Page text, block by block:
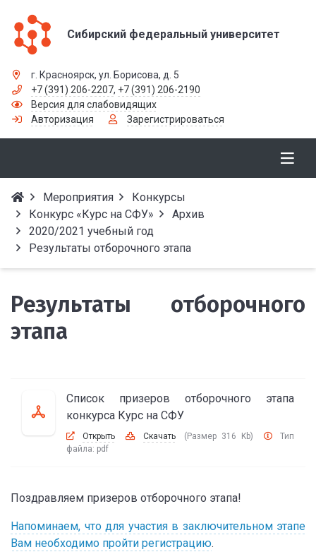
Сибирский федеральный университет
г. Красноярск, ул. Борисова, д. 5
+7 (391) 206-2207, +7 (391) 206-2190
Версия для слабовидящих
Авторизация
Зарегистрироваться
Мероприятия
Конкурсы
Конкурс «Курс на СФУ»
Архив
2020/2021 учебный год
Результаты отборочного этапа
Результаты отборочного
этапа
Список призеров отборочного этапа
конкурса Курс на СФУ
Открыть Скачать (Размер 316 Kb)
Тип
файла: pdf
Поздравляем призеров отборочного этапа!
Напоминаем, что для участия в заключительном этапе
Вам необходимо пройти регистрацию.